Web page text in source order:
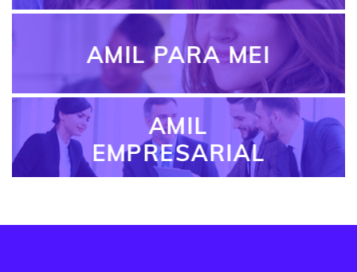
AMIL PARA MEI
AMIL
EMPRESARIAL